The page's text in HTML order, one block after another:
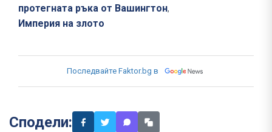
протегната ръка от Вашингтон,
Империя на злото
Последвайте Faktor.bg в
Сподели: